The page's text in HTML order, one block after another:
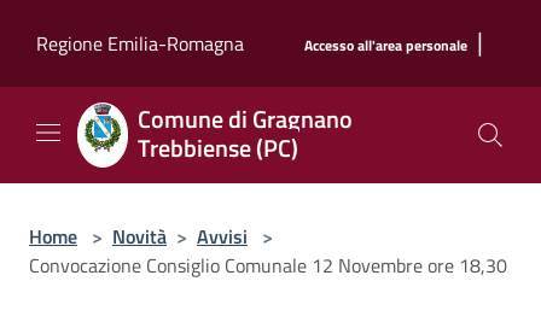
Regione Emilia-Romagna
Accesso all'area personale |
Comune di Gragnano
Trebbiense (PC)
Home > Novità > Avvisi >
Convocazione Consiglio Comunale 12 Novembre ore 18,30